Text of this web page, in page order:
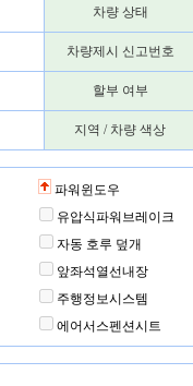
차량 상태
차량제시 신고번호
할부 여부
지역 / 차량 색상
파워윈도우
유압식파워브레이크
자동 호루 덮개
앞좌석열선내장
주행정보시스템
에어서스펜션시트